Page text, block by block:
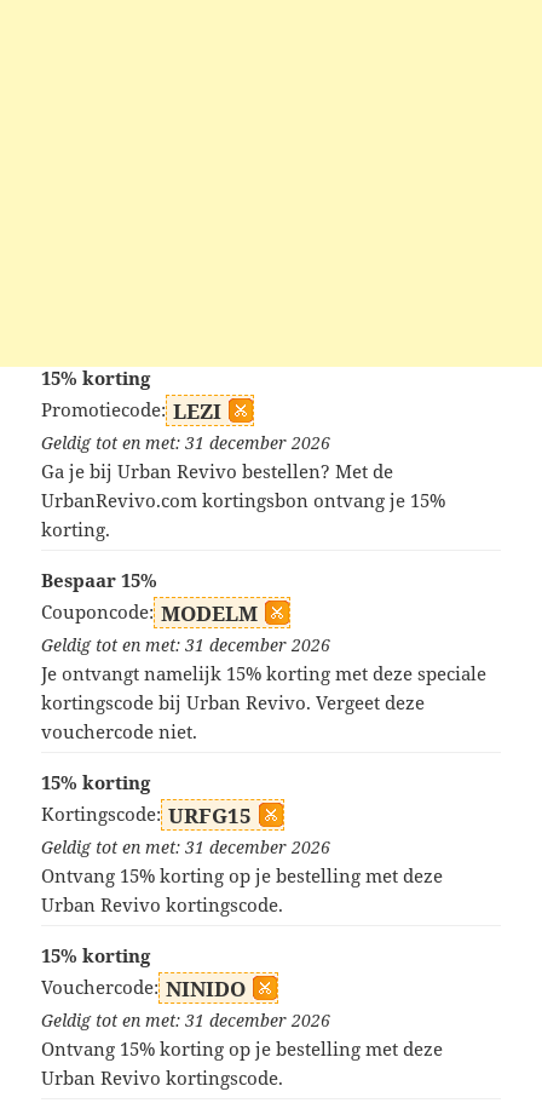
15% korting
Promotiecode: LEZI
Geldig tot en met: 31 december 2026
Ga je bij Urban Revivo bestellen? Met de
UrbanRevivo.com kortingsbon ontvang je 15%
korting.
Bespaar 15%
Couponcode: MODELM
Geldig tot en met: 31 december 2026
Je ontvangt namelijk 15% korting met deze speciale
kortingscode bij Urban Revivo. Vergeet deze
vouchercode niet.
15% korting
Kortingscode: URFG15
Geldig tot en met: 31 december 2026
Ontvang 15% korting op je bestelling met deze
Urban Revivo kortingscode.
15% korting
Vouchercode: NINIDO
Geldig tot en met: 31 december 2026
Ontvang 15% korting op je bestelling met deze
Urban Revivo kortingscode.